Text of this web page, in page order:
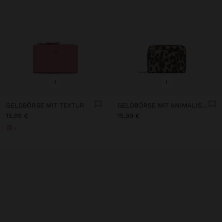
+
GELDBÖRSE MIT TEXTUR
15,99 €
+
15,99 €